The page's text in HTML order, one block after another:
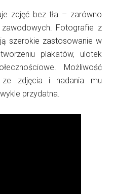
zdjęć bez tła – zarówno
Fotografie z
szerokie zastosowanie w
plakatów, ulotek
Możliwość
ze zdjęcia i nadania mu
przydatna.